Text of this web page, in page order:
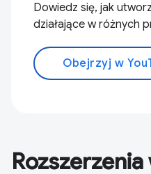
Dowiedz się, jak
działające w różnych
Obejrzyj w
Rozszerzenia